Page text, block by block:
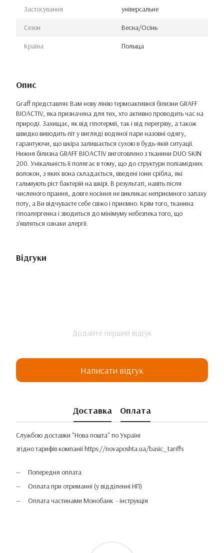
Застосування універсальне
Сезон Весна/Осінь
Країна Польща
Опис
Graff представляє Вам нову лінію термоактивної білизни GRAFF
BIOACTIV, яка призначена для тих, хто активно проводить час на
природі. Захищає, як від гіпотермії, так і від перегріву, а також
швидко виводить піт у вигляді водяної пари назовні одягу,
гарантуючи, що шкіра залишається сухою в будь-якій ситуації.
Нижня білизна GRAFF BIOACTIV виготовлено з тканини DUO SKIN
200. Унікальність її полягає в тому, що до структури поліамідних
волокон, з яких вона складається, введені іони срібла, які
гальмують ріст бактерій на шкірі. В результаті, навіть після
численого прання, довге носіння не викликає неприємного запаху
поту, а Ви відчуваєте себе свіжо і приємно. Крім того, тканина
гіпоалергенна і зводиться до мінімуму небезпека того, що
з'являться ознаки алергії.
Відгуки
Додайте перший відгук
Написати відгук
Доставка Оплата
Службою доставки "Нова пошта" по Україні
згідно тарифів компаніїhttps://novaposhta.ua/basic_tariffs
Попередня оплата
Оплата при отриманні (у відділенні НП)
Оплата частинами Монобанк - інструкція